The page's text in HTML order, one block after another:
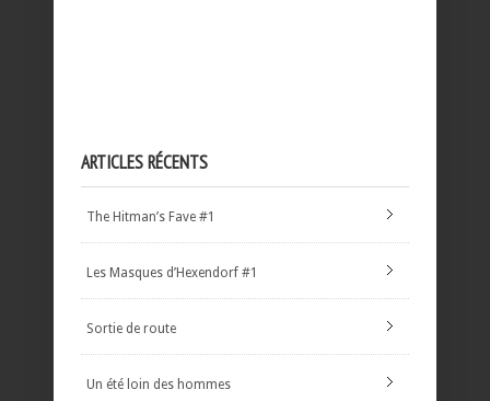
ARTICLES RÉCENTS
The Hitman’s Fave #1
Les Masques d’Hexendorf #1
Sortie de route
Un été loin des hommes